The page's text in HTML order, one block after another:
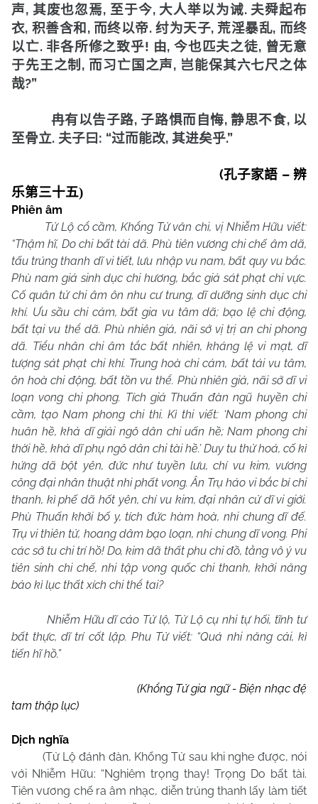
声, 其废也忽焉, 至于今, 大人举以为诫. 夫舜起布
衣, 积善含和, 而终以帝.纣为天子, 荒淫暴乱, 而终
以亡. 非各所修之致乎! 由,今也匹夫之徒, 曾无意
于先王之制 , 而习亡国之声, 岂能保其六七尺之体
哉?”
冉有以告子路, 子路惧而自悔,静思不食, 以
至骨立. 夫子曰: “过而能改, 其进矣乎.”
(孔子家語 – 辨
乐第三十五)
Phiên âm
Tử Lộ cổ cầm, Khổng Tử văn chi, vị Nhiễm Hữu viết:
“Thậm hĩ, Do chi bất tài dã. Phù tiên vương chi chế âm dã,
tấu trúng thanh dĩ vi tiết, lưu nhập vu nam, bất quy vu bắc.
Phù nam giả sinh dục chi hương, bắc giả sát phạt chi vực.
Cố quân tử chi âm ôn nhu cư trung, dĩ dưỡng sinh dục chi
khí. Ưu sầu chi cảm, bất gia vu tâm dã; bạo lệ chi động,
bất tại vu thể dã. Phù nhiên giả, nãi sở vị trị an chi phong
dã. Tiểu nhân chi âm tắc bất nhiên, kháng lệ vi mạt, dĩ
tượng sát phạt chi khí. Trung hoà chi cảm, bất tái vu tâm,
ôn hoà chi động, bất tồn vu thể. Phù nhiên giả, nãi sở dĩ vi
loạn vong chi phong. Tích giả Thuấn đàn ngũ huyền chi
cầm, tạo Nam phong chi thi. Kì thi viết: ‘Nam phong chi
huân hề, khả dĩ giải ngô dân chi uấn hề; Nam phong chi
thời hề, khả dĩ phụ ngô dân chi tài hề.’ Duy tu thử hoá, cố kì
hứng dã bột yên, đức như tuyền lưu, chí vu kim, vương
công đại nhân thuật nhi phất vong. Ân Trụ háo vi bắc bỉ chi
thanh, kì phế dã hốt yên, chí vu kim, đại nhân cử dĩ vi giới.
Phù Thuấn khởi bố y, tích đức hàm hoà, nhi chung dĩ đế.
Trụ vi thiên tử, hoang dâm bạo loạn, nhi chung dĩ vong. Phi
các sở tu chi trí hồ! Do, kim dã thất phu chi đồ, tằng vô ý vu
tiên sinh chi chế, nhi tập vong quốc chi thanh, khởi năng
bảo kì lục thất xích chi thể tai?
Nhiễm Hữu dĩ cáo Tử lộ, Tử Lộ cụ nhi tự hối, tĩnh tư
bất thực, dĩ trí cốt lập. Phu Tử viết: “Quá nhi năng cải, kì
tiến hĩ hồ.”
(Khổng Tử gia ngữ - Biện nhạc đệ
tam thập lục)
Dịch nghĩa
(Tử Lộ đánh đàn, Khổng Tử sau khi nghe được, nói
với Nhiễm Hữu: “Nghiêm trọng thay! Trọng Do bất tài.
Tiên vương chế ra âm nhạc, diễn trúng thanh lấy làm tiết